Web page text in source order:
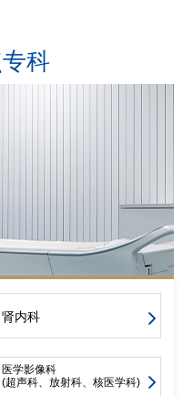
科
肾内科
医学影像科
(超声科、放射科、核医学科)